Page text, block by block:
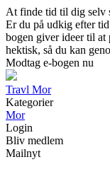
At finde tid til dig selv
Er du på udkig efter
bogen giver ideer til at
hektisk, så du kan
Modtag e-bogen nu
Travl Mor
Kategorier
Mor
Login
Bliv medlem
Mailnyt